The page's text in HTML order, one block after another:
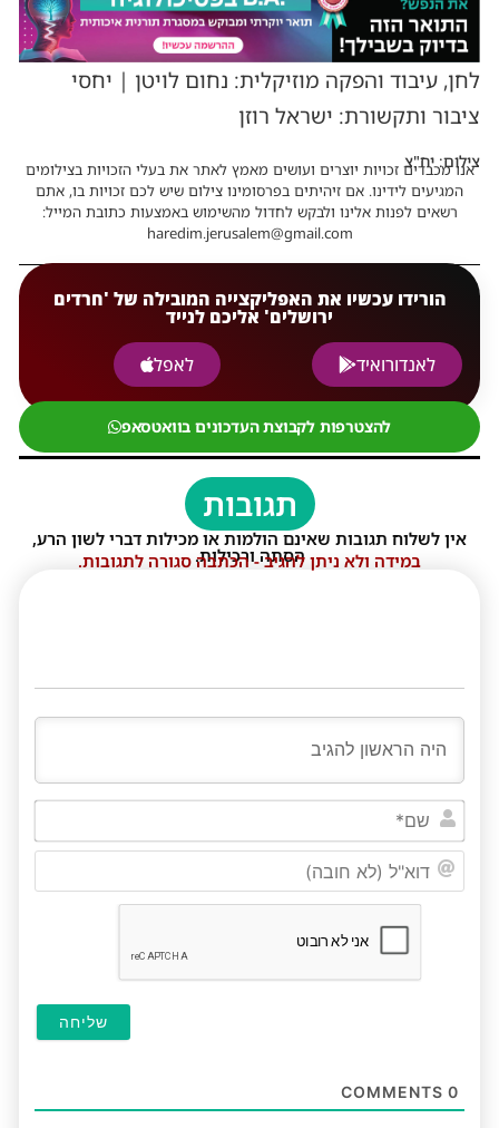
לחן, עיבוד והפקה מוזיקלית: נחום לויטן | יחסי
ציבור ותקשורת: ישראל רוזן
צילום: יח"צ
אנו מכבדים זכויות יוצרים ועושים מאמץ לאתר את בעלי הזכויות בצילומים
המגיעים לידינו. אם זיהיתים בפרסומינו צילום שיש לכם זכויות בו, אתם
רשאים לפנות אלינו ולבקש לחדול מהשימוש באמצעות כתובת המייל:
haredim.jerusalem@gmail.com
הורידו עכשיו את האפליקצייה המובילה של 'חרדים
ירושלים' אליכם לנייד
לאנדורואיד
לאפל
להצטרפות לקבוצת העדכונים בוואטסאפ
תגובות
אין לשלוח תגובות שאינם הולמות או מכילות דברי לשון הרע,
הסתה ורכילות.
במידה ולא ניתן להגיב - הכתבה סגורה לתגובות.
שם*
0